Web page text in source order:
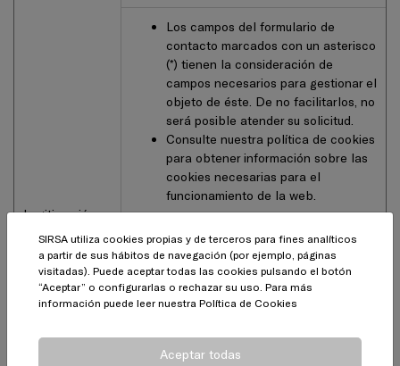
Legitimación y
conservación
Los campos del formulario de
contacto marcados con un asterisco
(*) tienen la consideración de
campos necesarios para gestionar el
objeto de éste. De no facilitarlos, no
será posible atender su solicitud.
Consulte nuestra política de cookies
para obtener información sobre las
cookies necesarias para el
funcionamiento de la web.
Los datos de contacto se
conservarán durante el tiempo
necesario para atender su consulta
y no se solicite su supresión.
curriculum se conservarán durante
un plazo máximo de dos años.
SIRSA utiliza cookies propias y de terceros para fines analíticos
a partir de sus hábitos de navegación (por ejemplo, páginas
visitadas). Puede aceptar todas las cookies pulsando el botón
“Aceptar” o configurarlas o rechazar su uso. Para más
información puede leer nuestra Política de Cookies
Aceptar todas